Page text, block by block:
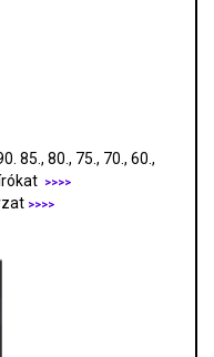
85., 80., 75., 70., 60.,
>>>>
>>>>